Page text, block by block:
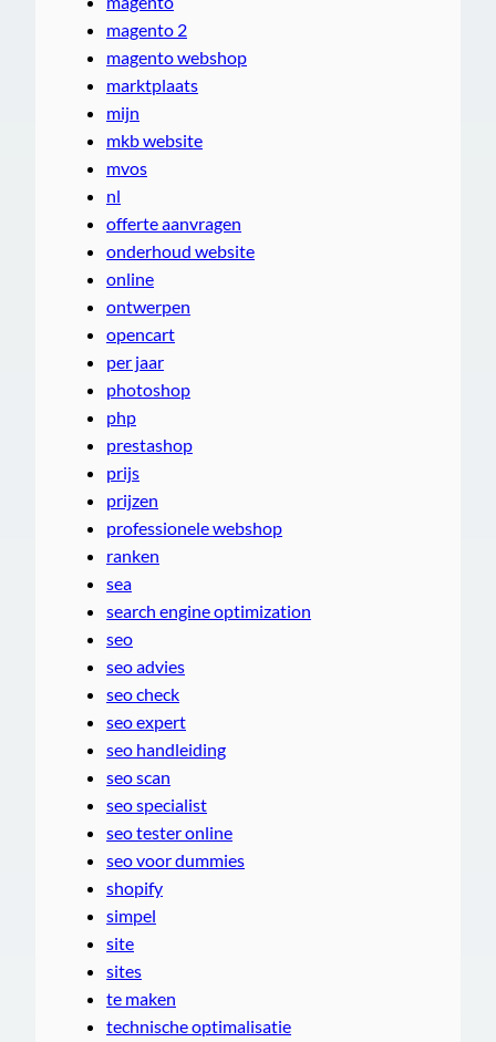
magento 2
magento webshop
marktplaats
mijn
mkb website
mvos
nl
offerte aanvragen
onderhoud website
online
ontwerpen
opencart
per jaar
photoshop
php
prestashop
prijs
prijzen
professionele webshop
ranken
sea
search engine optimization
seo
seo advies
seo check
seo expert
seo handleiding
seo scan
seo specialist
seo tester online
seo voor dummies
shopify
simpel
site
sites
te maken
technische optimalisatie